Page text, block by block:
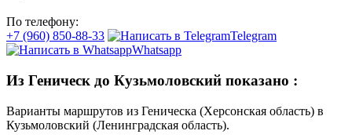
По телефону:
+7 (960) 850-88-33
Telegram
Whatsapp
Из Геническ до Кузьмоловский показано :
Варианты маршрутов из Геническа (Херсонская область) в
Кузьмоловский (Ленинградская область).